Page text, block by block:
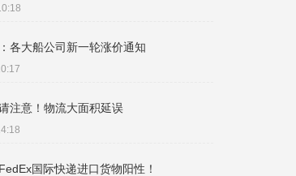
各大船公司新一轮涨价通知
注意！物流大面积延误
国际快递进口货物阳性！